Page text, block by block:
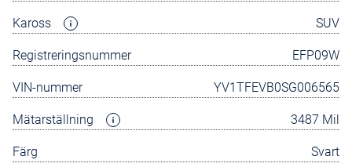
Kaross SUV
Registreringsnummer EFP09W
VIN-nummer YV1TFEVB0SG006565
Mätarställning 3487 Mil
Färg Svart